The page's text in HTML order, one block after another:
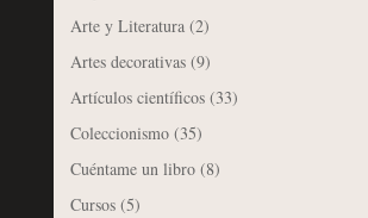
Arte y Literatura(2)
Artes decorativas(9)
Artículos científicos(33)
Coleccionismo(35)
Cuéntame un libro(8)
Cursos(5)